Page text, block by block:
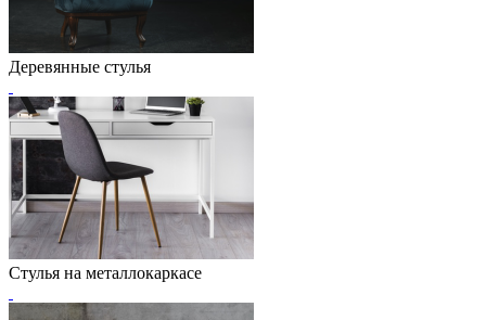
Деревянные стулья
Стулья на металлокаркасе